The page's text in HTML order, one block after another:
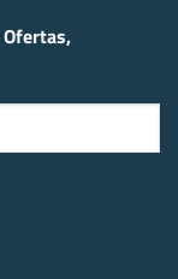
Ofertas,